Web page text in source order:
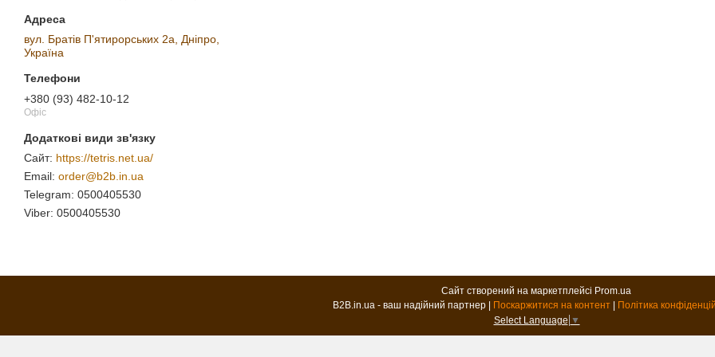
вул. Братів П'ятирорських 2а, Дніпро,
Україна
+380 (93) 482-10-12
Офіс
https://tetris.net.ua/
order@b2b.in.ua
0500405530
0500405530
Сайт створений на маркетплейсі Prom.ua
Поскаржитися на контент
Політика
Select Language ▼